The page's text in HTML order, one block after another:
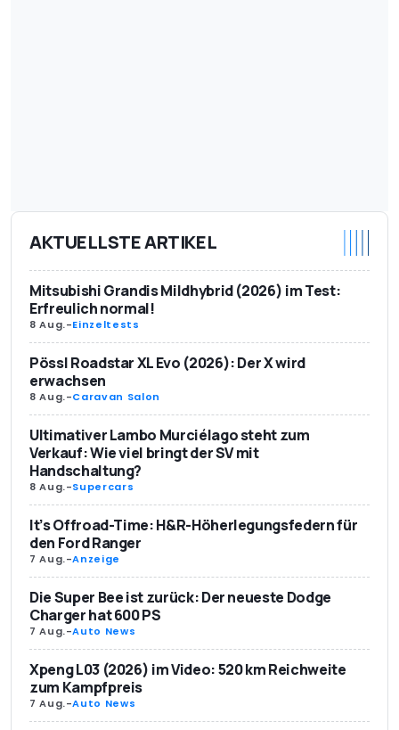
AKTUELLSTE ARTIKEL
Mitsubishi Grandis Mildhybrid (2026) im Test:
Erfreulich normal!
8 Aug.-Einzeltests
Pössl Roadstar XL Evo (2026): Der X wird
erwachsen
8 Aug.-Caravan Salon
Ultimativer Lambo Murciélago steht zum
Verkauf: Wie viel bringt der SV mit
Handschaltung?
8 Aug.-Supercars
It’s Offroad-Time: H&R-Höherlegungsfedern für
den Ford Ranger
7 Aug.-Anzeige
Die Super Bee ist zurück: Der neueste Dodge
Charger hat 600 PS
7 Aug.-Auto News
Xpeng L03 (2026) im Video: 520 km Reichweite
zum Kampfpreis
7 Aug.-Auto News